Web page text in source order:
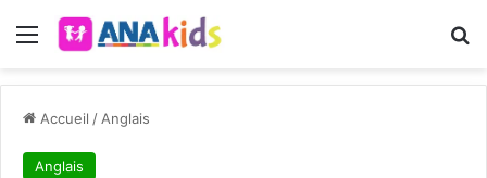
Menu
Accueil / Anglais
Anglais